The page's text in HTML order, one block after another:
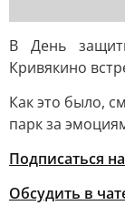
В День
Кривякино
Как это было,
парк за
Подписаться
Обсудить в